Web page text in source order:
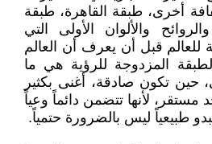
أخرى، طبقة القاهرة، طبقة
والألوان الأولى التي
قبل أن يعرف أن العالم
المزدوجة للرؤية هي ما
حين تكون صادقة، أغنى بكثير
لأنها تتضمن دائماً وعياً
طبيعياً ليس بالضرورة حتمياً.